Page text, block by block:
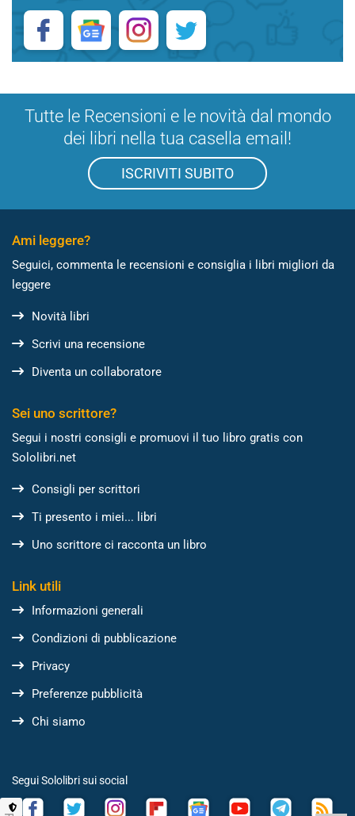
Tutte le Recensioni e le novità dal mondo
dei libri nella tua casella email!
ISCRIVITI SUBITO
Ami leggere?
Seguici, commenta le recensioni e consiglia i libri migliori da
leggere
Novità libri
Scrivi una recensione
Diventa un collaboratore
Sei uno scrittore?
Segui i nostri consigli e promuovi il tuo libro gratis con
Sololibri.net
Consigli per scrittori
Ti presento i miei... libri
Uno scrittore ci racconta un libro
Link utili
Informazioni generali
Condizioni di pubblicazione
Privacy
Preferenze pubblicità
Chi siamo
Segui Sololibri sui social